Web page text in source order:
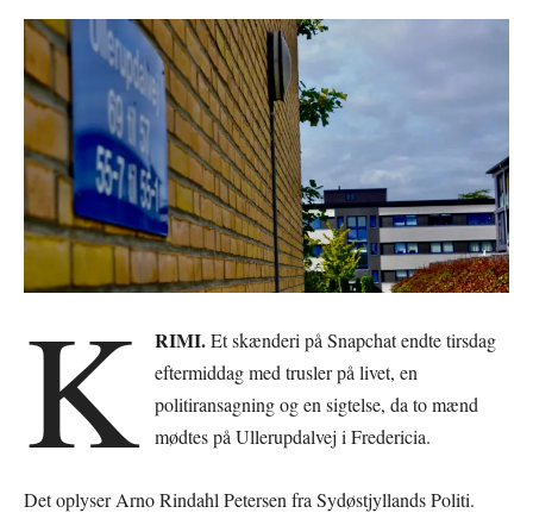
K RIMI.Et skænderi på Snapchat endte tirsdag
eftermiddag med trusler på livet, en
politiransagning og en sigtelse, da to mænd
mødtes på Ullerupdalvej i Fredericia.
Det oplyser Arno Rindahl Petersen fra Sydøstjyllands Politi.